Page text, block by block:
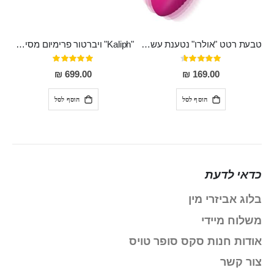
טבעת רטט "אולרו" נטענת עשויה סיליקון רפואי עם רטט חזק ומטריף חושים
דירוג:
91%
169.00 ₪
הוסף לסל
"Kaliph" ויברטור פרימיום מסיליקון רפואי , נטען, שקט במיוחד, מסתובב ומתפתל, שמנמן עם חדירה 14 סמ
דירוג:
100%
699.00 ₪
הוסף לסל
כדאי לדעת
בלוג אביזרי מין
משלוח מיידי
אודות חנות סקס סופר טויס
צור קשר